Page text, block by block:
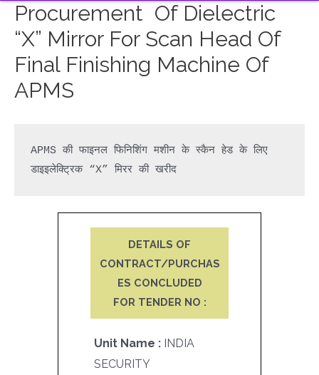
Procurement Of Dielectric
“X” Mirror For Scan Head Of
Final Finishing Machine Of
APMS
APMS की फाइनल फिनिशिंग मशीन के स्कैन हेड के लिए
डाइइलेक्ट्रिक “X” मिरर की खरीद
DETAILS OF
CONTRACT/PURCHAS
ES CONCLUDED
FOR TENDER NO :
Unit Name : INDIA
SECURITY